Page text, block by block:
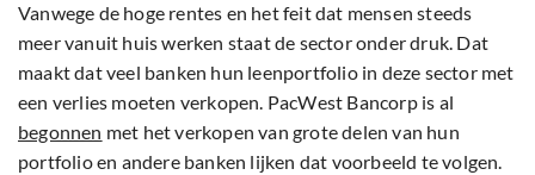
Vanwege de hoge rentes en het feit dat mensen steeds
meer vanuit huis werken staat de sector onder druk. Dat
maakt dat veel banken hun leenportfolio in deze sector met
een verlies moeten verkopen. PacWest Bancorp is al
begonnen met het verkopen van grote delen van hun
portfolio en andere banken lijken dat voorbeeld te volgen.